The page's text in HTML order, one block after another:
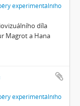
experimentálního
díla
Magrot a Hana
experimentálního